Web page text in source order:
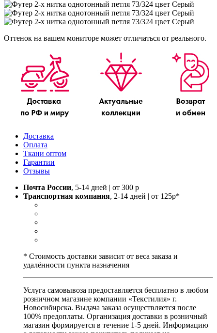
Оттенок на вашем мониторе может отличаться от реального.
Доставка
Оплата
Ткани оптом
Гарантии
Отзывы
Почта России, 5-14 дней | от 300 р
Транспортная компания, 2-14 дней | от 125р*
* Стоимость доставки зависит от веса заказа и
удалённости пункта назначения
Услуга самовывоза предоставляется бесплатно в любом
розничном магазине компании «Текстилия» г.
Новосибирска. Выдача заказа осуществляется после
100% предоплаты. Организация доставки в розничный
магазин формируется в течение 1-5 дней. Информацию